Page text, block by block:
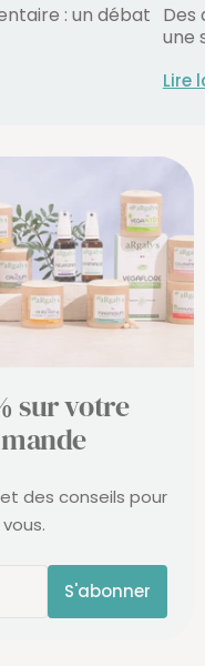
: un débat Des
une
Lire
sur votre
des conseils pour
S'abonner